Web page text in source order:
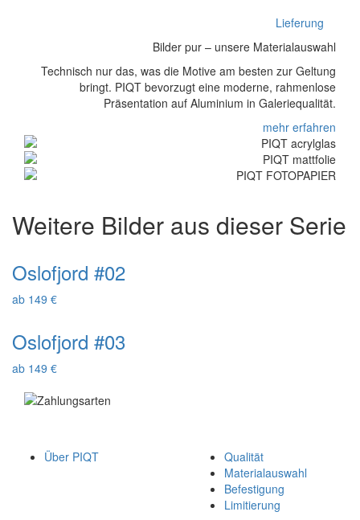
Lieferung
Bilder pur – unsere Materialauswahl
Technisch nur das, was die Motive am besten zur Geltung
bringt. PIQT bevorzugt eine moderne, rahmenlose
Präsentation auf Aluminium in Galeriequalität.
mehr erfahren
Weitere Bilder aus dieser Serie
Oslofjord #02
ab 149 €
Oslofjord #03
ab 149 €
Über PIQT
Qualität
Materialauswahl
Befestigung
Limitierung